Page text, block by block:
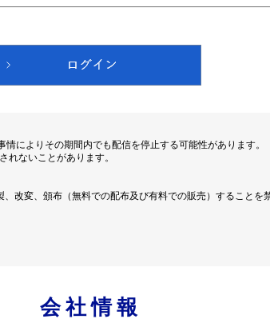
によりその期間内でも配信を停止する可能性があります。
れないことがあります。
改変、頒布（無料での配布及び有料での販売）することを
会社情報